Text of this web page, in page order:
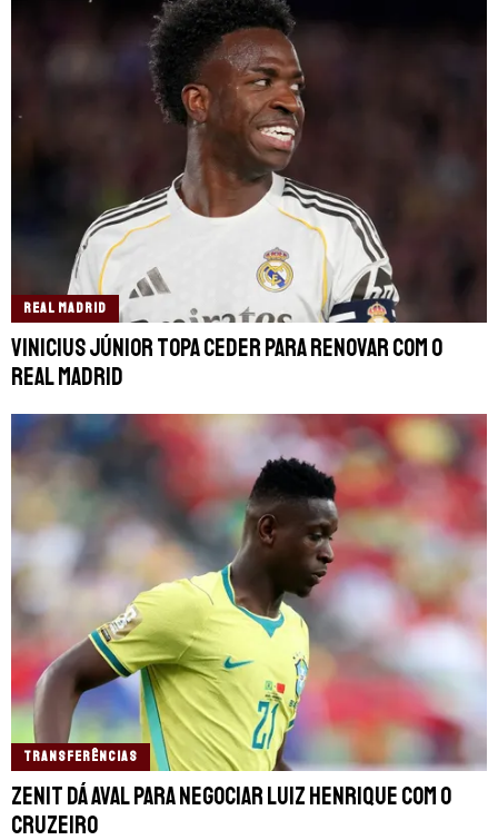
REAL MADRID
Vinicius Júnior topa ceder para renovar com o
Real Madrid
TRANSFERÊNCIAS
Zenit dá aval para negociar Luiz Henrique com o
Cruzeiro